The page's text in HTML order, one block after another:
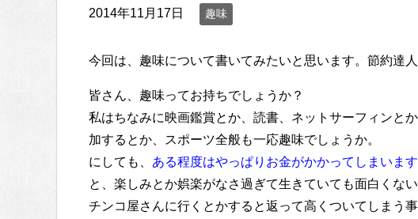
2014年11月17日 趣味
今回は、趣味について書いてみたいと思います。節約達
皆さん、趣味ってお持ちでしょうか？
私はちなみに映画鑑賞とか、読書、ネットサーフィンと
加するとか、スポーツ全般も一応趣味でしょうか。
にしても、 ある程度はやっぱりお金がかかってしまいます
と、楽しみとか娯楽がなさ過ぎて生きていても面白くな
チンコ屋さんに行くとかすると返って高くついてしまう